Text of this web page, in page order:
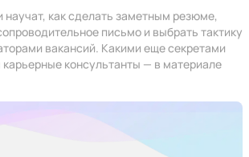
научат, как сделать заметным резюме,
письмо и выбрать тактику
вакансий. Какими еще секретами
консультанты — в материале